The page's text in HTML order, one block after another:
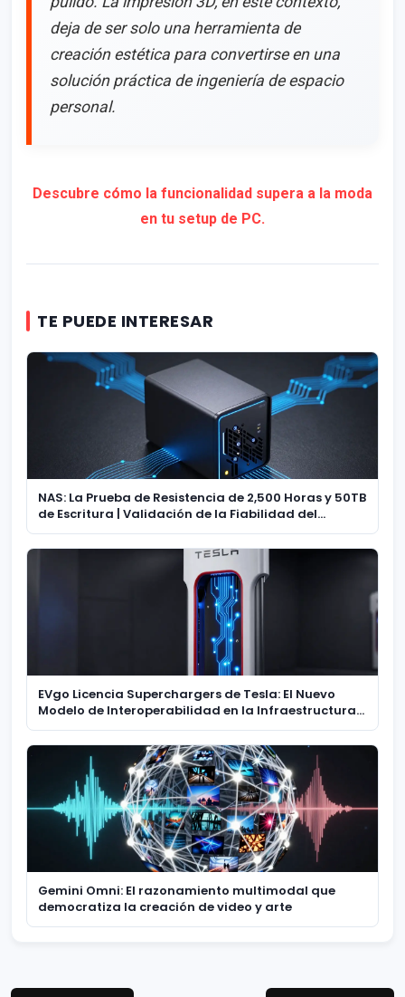
deja de ser solo una herramienta de
creación estética para convertirse en una
solución práctica de ingeniería de espacio
personal.
Descubre cómo la funcionalidad supera a la moda
en tu setup de PC.
TE PUEDE INTERESAR
NAS: La Prueba de Resistencia de 2,500 Horas y 50TB
de Escritura | Validación de la Fiabilidad del
Almacenamiento
EVgo Licencia Superchargers de Tesla: El Nuevo
Modelo de Interoperabilidad en la Infraestructura
de Carga
Gemini Omni: El razonamiento multimodal que
democratiza la creación de video y arte